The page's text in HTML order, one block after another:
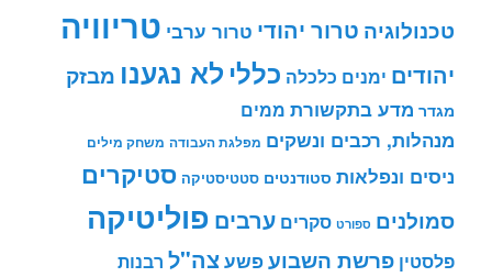
טכנולוגיה טרור יהודי טרור ערבי טריוויה
יהודים ימנים כלכלה כללי לא נגענו מבזק
מגדר מדע בתקשורת ממים
מנהלות, רכבים ונשקים מפלגת העבודה משחק מילים
ניסים ונפלאות סטודנטים סטטיסטיקה סטיקרים
סמולנים ספורט סקרים ערבים פוליטיקה
פלסטין פרשת השבועפשעצה"ל רבנות